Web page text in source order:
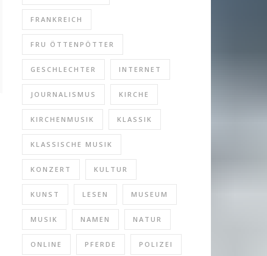
FRANKREICH
FRU ÖTTENPÖTTER
GESCHLECHTER INTERNET
JOURNALISMUS KIRCHE
KIRCHENMUSIK KLASSIK
KLASSISCHE MUSIK
KONZERT KULTUR
KUNST LESEN MUSEUM
MUSIK NAMEN NATUR
ONLINE PFERDE POLIZEI